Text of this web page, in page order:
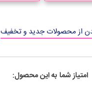
از محصولات جدید و تخفیف
امتیاز شما به این محصول: